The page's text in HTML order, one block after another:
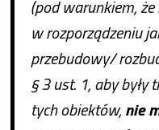
(pod warunkiem,
w rozporządzeniu
przebudowy/
§ 3 ust. 1, aby
tych obiektów,nie